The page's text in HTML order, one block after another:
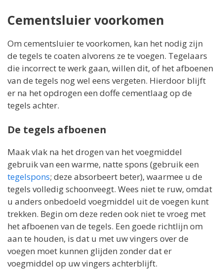
Cementsluier voorkomen
Om cementsluier te voorkomen, kan het nodig zijn
de tegels te coaten alvorens ze te voegen. Tegelaars
die incorrect te werk gaan, willen dit, of het afboenen
van de tegels nog wel eens vergeten. Hierdoor blijft
er na het opdrogen een doffe cementlaag op de
tegels achter.
De tegels afboenen
Maak vlak na het drogen van het voegmiddel
gebruik van een warme, natte spons (gebruik een
tegelspons; deze absorbeert beter), waarmee u de
tegels volledig schoonveegt. Wees niet te ruw, omdat
u anders onbedoeld voegmiddel uit de voegen kunt
trekken. Begin om deze reden ook niet te vroeg met
het afboenen van de tegels. Een goede richtlijn om
aan te houden, is dat u met uw vingers over de
voegen moet kunnen glijden zonder dat er
voegmiddel op uw vingers achterblijft.